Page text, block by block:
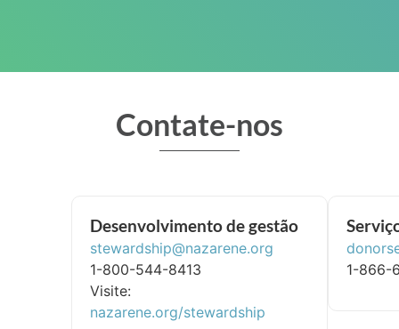
Contate-nos
Desenvolvimento de gestão
stewardship@nazarene.org
1-800-544-8413
Visite:
nazarene.org/stewardship
1-866-